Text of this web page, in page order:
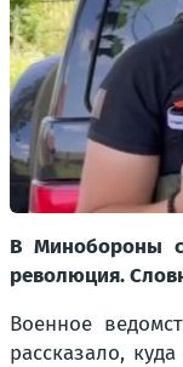
В Минобороны
революция.
Военное
рассказало,